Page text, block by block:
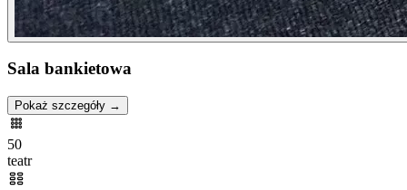
Sala bankietowa
Pokaż szczegóły →
50
teatr